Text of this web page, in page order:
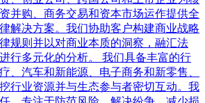
并购、商务交易和资本市场运作提供全
解决方案。我们协助客户构建商业战略
规则并以对商业本质的洞察，融汇法
行多元化的分析。 我们具备丰富的行
、汽车和新能源、电子商务和新零售、
行业资源并与生态参与者密切互动。我